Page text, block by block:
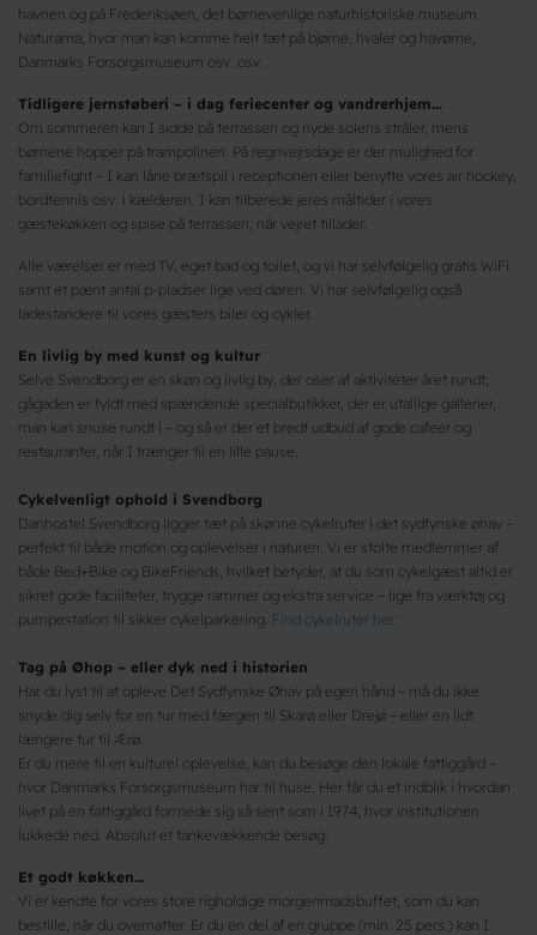
havnen og på Frederiksøen, det børnevenlige naturhistoriske museum
Naturama, hvor man kan komme helt tæt på bjørne, hvaler og havørne,
Danmarks Forsorgsmuseum osv. osv.
Tidligere jernstøberi – i dag feriecenter og vandrerhjem...
Om sommeren kan I sidde på terrassen og nyde solens stråler, mens
børnene hopper på trampolinen. På regnvejrsdage er der mulighed for
familiefight – I kan låne brætspil i receptionen eller benytte vores air hockey,
bordtennis osv. i kælderen. I kan tilberede jeres måltider i vores
gæstekøkken og spise på terrassen, når vejret tillader.
Alle værelser er med TV, eget bad og toilet, og vi har selvfølgelig gratis WiFi
samt et pænt antal p-pladser lige ved døren. Vi har selvfølgelig også
ladestandere til vores gæsters biler og cykler.
En livlig by med kunst og kultur
Selve Svendborg er en skøn og livlig by, der oser af aktiviteter året rundt;
gågaden er fyldt med spændende specialbutikker, der er utallige gallerier,
man kan snuse rundt i – og så er der et bredt udbud af gode cafeer og
restauranter, når I trænger til en lille pause.
Cykelvenligt ophold i Svendborg
Danhostel Svendborg ligger tæt på skønne cykelruter i det sydfynske øhav –
perfekt til både motion og oplevelser i naturen. Vi er stolte medlemmer af
både Bed+Bike og BikeFriends, hvilket betyder, at du som cykelgæst altid er
sikret gode faciliteter, trygge rammer og ekstra service – lige fra værktøj og
pumpestation til sikker cykelparkering. Find cykelruter her
Tag på Øhop – eller dyk ned i historien
Har du lyst til at opleve Det Sydfynske Øhav på egen hånd – må du ikke
snyde dig selv for en tur med færgen til Skarø eller Drejø – eller en lidt
længere tur til Ærø.
Er du mere til en kulturel oplevelse, kan du besøge den lokale fattiggård –
hvor Danmarks Forsorgsmuseum har til huse. Her får du et indblik i hvordan
livet på en fattiggård formede sig så sent som i 1974, hvor institutionen
lukkede ned. Absolut et tankevækkende besøg.
Et godt køkken...
Vi er kendte for vores store righoldige morgenmadsbuffet, som du kan
bestille, når du overnatter. Er du en del af en gruppe (min. 25 pers.) kan I